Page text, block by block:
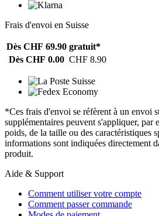
Frais d'envoi en Suisse
Dès CHF 69.90 gratuit*
Dès CHF 0.00 CHF 8.90
*Ces frais d'envoi se réfèrent à un envoi
supplémentaires peuvent s'appliquer, par
poids, de la taille ou des caractéristiques
informations sont indiquées directement
produit.
Aide & Support
Comment utiliser votre compte
Comment passer commande